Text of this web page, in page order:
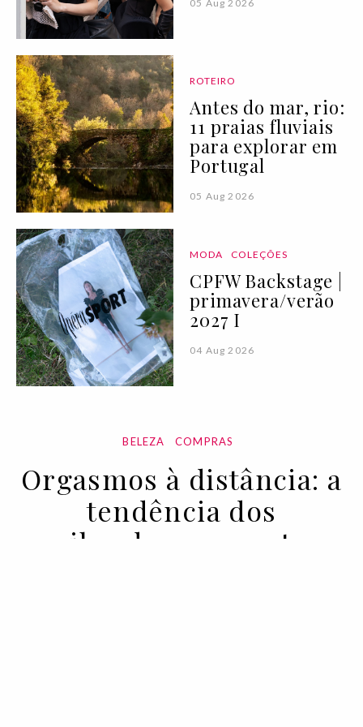
05 Aug 2026
ROTEIRO
Antes do mar, rio:
11 praias fluviais
para explorar em
Portugal
05 Aug 2026
MODA COLEÇÕES
CPFW Backstage |
primavera/verão
2027 I
04 Aug 2026
BELEZA COMPRAS
Orgasmos à distância: a
tendência dos
vibradores remote